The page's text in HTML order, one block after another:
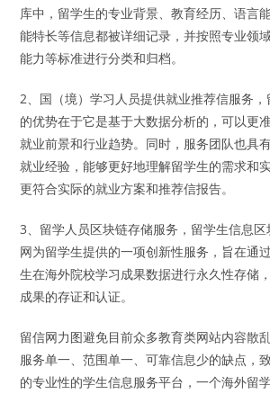
库中，留学生的专业背景、教育经历、语言
能特长等信息都被详细记录，并按照专业领
能力等标准进行分类和归档。
2、国（境）学习人员提供就业推荐信服务
的优势在于它是基于大数据分析的，可以更
就业前景和行业趋势。同时，服务团队也具
就业经验，能够更好地理解留学生的需求和
更符合实际的就业方案和推荐信报告。
3、留学人员区块链存储服务，留学生信息
网为留学生提供的一项创新性服务，旨在通
生在海外院校学习成果数据进行永久性存储
成果的存证和认证。
留信网力图避免目前众多教育类网站内容散
服务单一、范围单一、可靠信息少的缺点，
的专业性的学生信息服务平台，一个海外留